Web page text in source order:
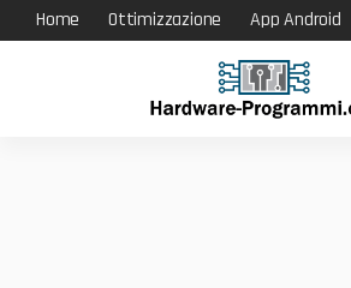
Home Ottimizzazione App Android